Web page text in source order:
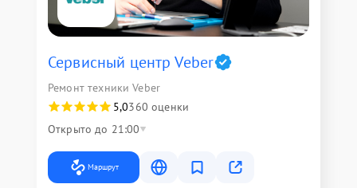
Сервисный центр Veber
Ремонт техники Veber
5,0360 оценки
Открыто до 21:00
Маршрут